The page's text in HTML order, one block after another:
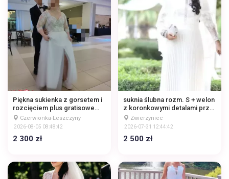
Piękna sukienka z gorsetem i
rozcięciem plus gratisowe
butyCzerwionka-Leszczyny
2026-08-05 08:48:42
2 300 zł
suknia ślubna rozm. S + welon
z koronkowymi detalami przy
dekolcie oraz plisowanym
dołem
Zwierzyniec
2026-07-31 12:44:42
2 500 zł